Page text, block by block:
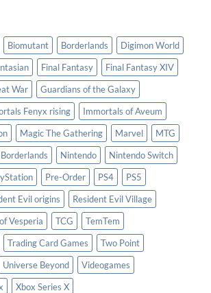
Biomutant Borderlands
Digimon World
Final Fantasy
Final Fantasy XIV
War
Guardians of the Galaxy
Fenyx rising
Immortals of Aveum
Magic The Gathering Marvel
MTG
Nintendo
Nintendo Switch
Pre-Order PS4
PS5
Evil origins
Resident Evil Village
Vesperia TCG
TemTem
Trading Card Games
Two Point
Universe Beyond
Videogames
Xbox Series X